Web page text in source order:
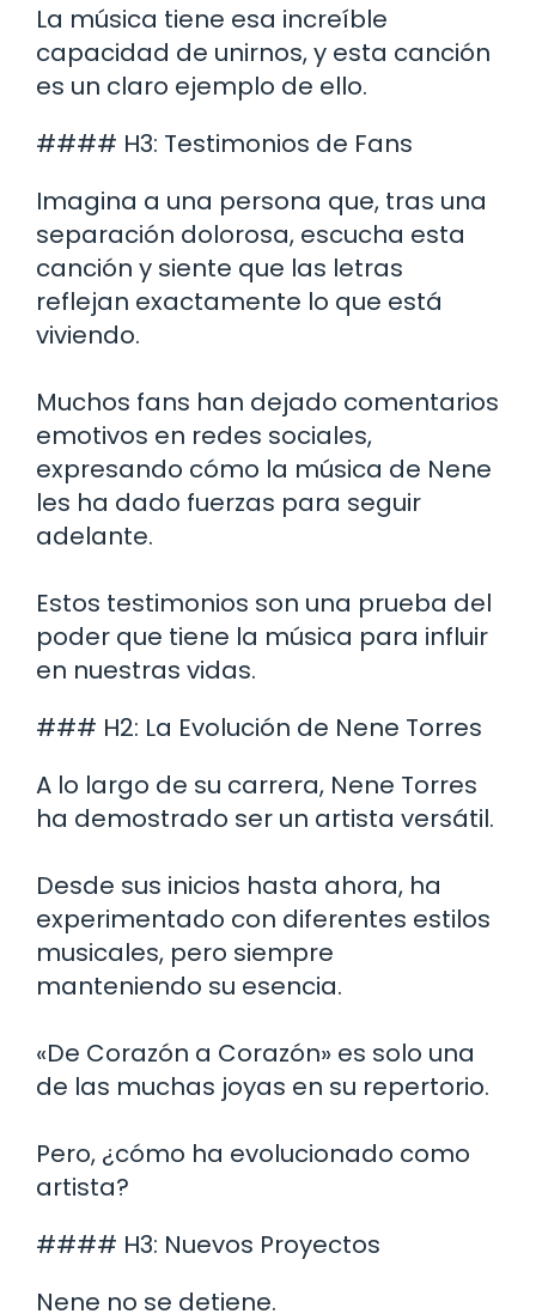
La música tiene esa increíble
capacidad de unirnos, y esta canción
es un claro ejemplo de ello.
#### H3: Testimonios de Fans
Imagina a una persona que, tras una
separación dolorosa, escucha esta
canción y siente que las letras
reflejan exactamente lo que está
viviendo.
Muchos fans han dejado comentarios
emotivos en redes sociales,
expresando cómo la música de Nene
les ha dado fuerzas para seguir
adelante.
Estos testimonios son una prueba del
poder que tiene la música para influir
en nuestras vidas.
### H2: La Evolución de Nene Torres
A lo largo de su carrera, Nene Torres
ha demostrado ser un artista versátil.
Desde sus inicios hasta ahora, ha
experimentado con diferentes estilos
musicales, pero siempre
manteniendo su esencia.
«De Corazón a Corazón» es solo una
de las muchas joyas en su repertorio.
Pero, ¿cómo ha evolucionado como
artista?
#### H3: Nuevos Proyectos
Nene no se detiene.